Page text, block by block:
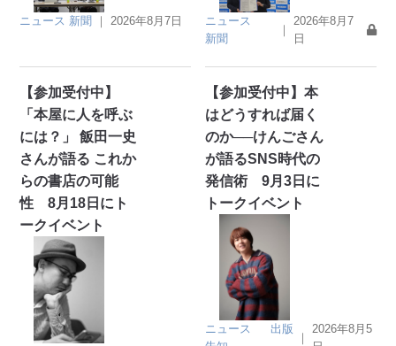
ニュース 新聞 ｜2026年8月7日
ニュース
新聞
｜
2026年8月7
日
【参加受付中】
「本屋に人を呼ぶ
には？」 飯田一史
さんが語る これか
らの書店の可能
性 8月18日にト
ークイベント
【参加受付中】本
はどうすれば届く
のか──けんごさん
が語るSNS時代の
発信術 9月3日に
トークイベント
ニュース
出版
｜
2026年8月5